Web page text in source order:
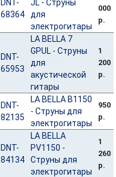
DNT-
68364
JL - Струны
для
электрогитары
000
р.
DNT-
65953
LA BELLA 7
GPUL - Струны
для
акустической
гитары
1
200
р.
DNT-
82135
LA BELLA B1150
- Струны для
электрогитары
950
р.
DNT-
84134
LA BELLA
PV1150 -
Струны для
электрогитары
1
260
р.